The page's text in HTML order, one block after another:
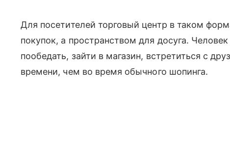
Для посетителей торговый центр в таком
покупок, а пространством для досуга.
пообедать, зайти в магазин, встретиться с
времени, чем во время обычного шопинга.